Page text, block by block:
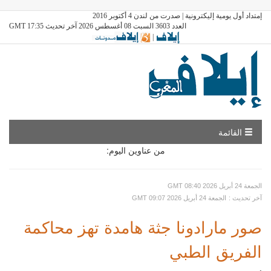
إمتداد أول يومية إليكترونية | صدرت من لندن 4 أكتوبر 2016
العدد 3603 السبت 08 أغسطس 2026 آخر تحديث GMT 17:35
|
القائمة
من عناوين اليوم:
GMT الجمعة 24 أبريل 2026 08:40
GMT الجمعة 24 أبريل 2026 09:07
: آخر تحديث
صور مارادونا جثة هامدة تهز محاكمة
الفريق الطبي